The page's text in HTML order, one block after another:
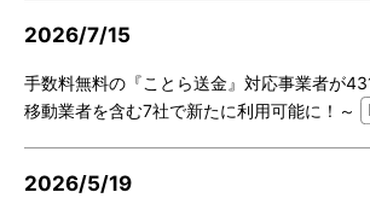
2026/7/15
手数料無料の『ことら送金』対応事業者が
移動業者を含む7社で新たに利用可能に！～
2026/5/19